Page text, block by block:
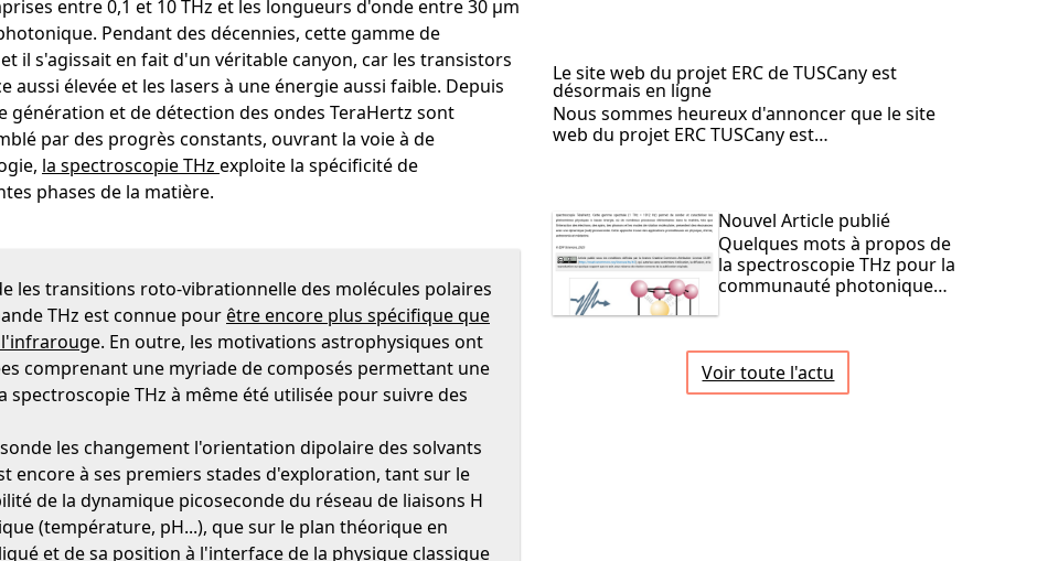
entre 0,1 et 10 THz et les longueurs d'onde entre 30 µm
Pendant des décennies, cette gamme de
il s'agissait en fait d'un véritable canyon, car les transistors
élevée et les lasers à une énergie aussi faible. Depuis
génération et de détection des ondes TeraHertz sont
par des progrès constants, ouvrant la voie à de
la spectroscopie THz exploite la spécificité de
phases de la matière.
les transitions roto-vibrationnelle des molécules polaires
THz est connue pourêtre encore plus spécifique que
l'infrarouge. En outre, les motivations astrophysiques ont
comprenant une myriade de composés permettant une
THz à même été utilisée pour suivre des
les changement l'orientation dipolaire des solvants
encore à ses premiers stades d'exploration, tant sur le
de la dynamique picoseconde du réseau de liaisons H
(température, pH...), que sur le plan théorique en
et de sa position à l'interface de la physique classique
Le site web du projet ERC de TUSCany est
désormais en ligne
Nous sommes heureux d'annoncer que le site
web du projet ERC TUSCany est…
Nouvel Article publié
Quelques mots à propos de
la spectroscopie THz pour la
communauté photonique…
Voir toute l'actu